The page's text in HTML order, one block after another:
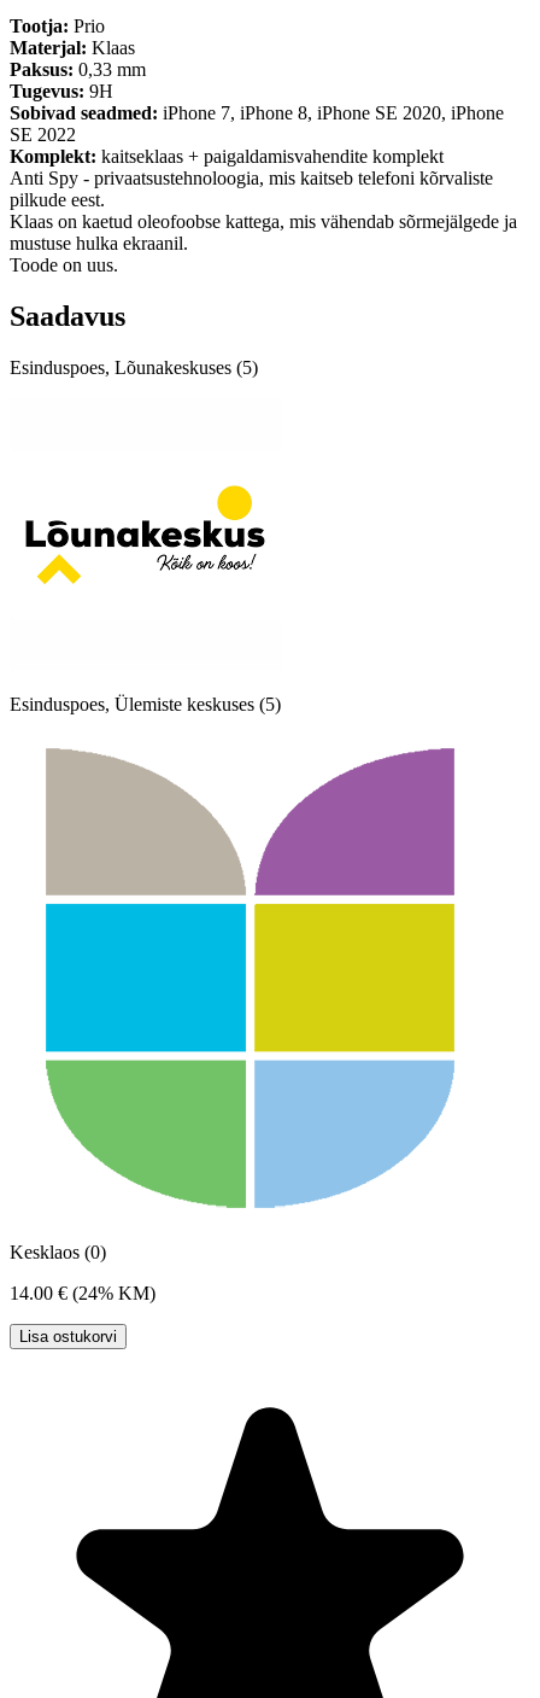
Tootja: Prio
Materjal: Klaas
Paksus: 0,33 mm
Tugevus: 9H
Sobivad seadmed: iPhone 7, iPhone 8, iPhone SE 2020, iPhone
SE 2022
Komplekt: kaitseklaas + paigaldamisvahendite komplekt
Anti Spy - privaatsustehnoloogia, mis kaitseb telefoni kõrvaliste
pilkude eest.
Klaas on kaetud oleofoobse kattega, mis vähendab sõrmejälgede ja
mustuse hulka ekraanil.
Toode on uus.
Saadavus
Esinduspoes, Lõunakeskuses (5)
Esinduspoes, Ülemiste keskuses (5)
Kesklaos (0)
14.00 € (24% KM)
Lisa ostukorvi